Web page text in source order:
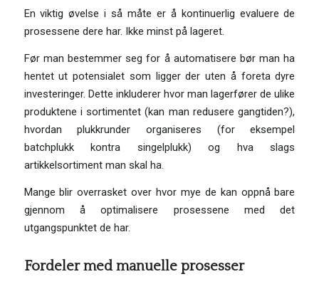
En viktig øvelse i så måte er å kontinuerlig evaluere de
prosessene dere har. Ikke minst på lageret.
Før man bestemmer seg for å automatisere bør man ha
hentet ut potensialet som ligger der uten å foreta dyre
investeringer. Dette inkluderer hvor man lagerfører de ulike
produktene i sortimentet (kan man redusere gangtiden?),
hvordan plukkrunder organiseres (for eksempel
batchplukk kontra singelplukk) og hva slags
artikkelsortiment man skal ha.
Mange blir overrasket over hvor mye de kan oppnå bare
gjennom å optimalisere prosessene med det
utgangspunktet de har.
Fordeler med manuelle prosesser